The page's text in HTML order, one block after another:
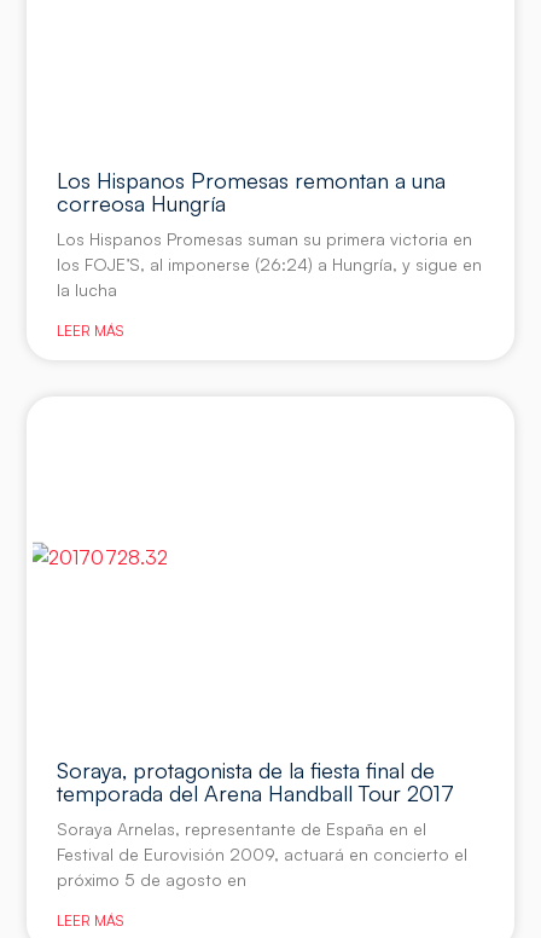
Los Hispanos Promesas remontan a una
correosa Hungría
Los Hispanos Promesas suman su primera victoria en
los FOJE’S, al imponerse (26:24) a Hungría, y sigue en
la lucha
LEER MÁS
Soraya, protagonista de la fiesta final de
temporada del Arena Handball Tour 2017
Soraya Arnelas, representante de España en el
Festival de Eurovisión 2009, actuará en concierto el
próximo 5 de agosto en
LEER MÁS